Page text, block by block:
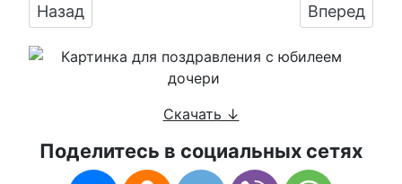
Предыдущий: Поздравить дочь именинницу
Назад Вперед
Скачать ↓
Поделитесь в социальных сетях